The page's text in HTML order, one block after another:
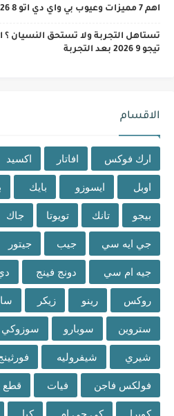
اهم 7 مميزات وعيوب بي واي دي اتو 8 2026 بعد التجربة BYD Auto 8
تيجو 9 2026 بعد التجربة
الاقسام
ارك فوكس افاتار اكسيد
اوبل ايسوزو بايك
بيجو تانك تويوتا جاك
جي ايه سي جيب جيتور
جيه ام سي دونج فينج
روكس رينو زيكر
ستروين سوبارو سوزوكي
شيري شيفروليه
فولكس فاجن فيات قطع